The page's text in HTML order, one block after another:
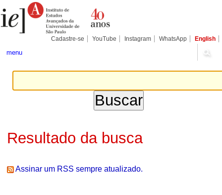
para
conteúdo.
Pessoais
Cadastre-se YouTube Instagram WhatsApp English
menu
Resultado da busca
Assinar um RSS sempre atualizado.